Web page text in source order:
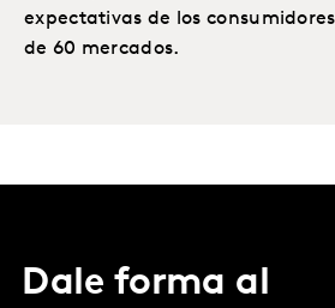
expectativas de los
de 60 mercados.
Dale forma al